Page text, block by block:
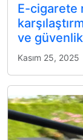
E-cigarete
ve
Kasım 25, 2025